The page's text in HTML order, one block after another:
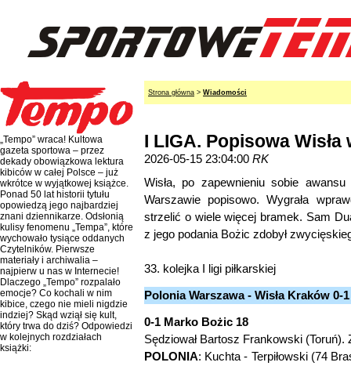
„Tempo” wraca! Kultowa
gazeta sportowa – przez
dekady obowiązkowa lektura
kibiców w całej Polsce – już
wkrótce w wyjątkowej książce.
Ponad 50 lat historii tytułu
opowiedzą jego najbardziej
znani dziennikarze. Odsłonią
kulisy fenomenu „Tempa”, które
wychowało tysiące oddanych
Czytelników. Pierwsze
materiały i archiwalia –
najpierw u nas w Internecie!
Dlaczego „Tempo” rozpalało
emocje? Co kochali w nim
kibice, czego nie mieli nigdzie
indziej? Skąd wziął się kult,
który trwa do dziś? Odpowiedzi
w kolejnych rozdziałach
książki:
Strona główna > Wiadomości
I LIGA. Popisowa
2026-05-15 23:04:00 RK
Wisła, po zapewnieniu sobie
Warszawie popisowo. Wygrała
strzelić o wiele więcej bramek. Sam
z jego podania Bożic zdobył
33. kolejka I ligi piłkarskiej
Polonia Warszawa - Wisła Kraków 0-
0-1 Marko Bożic 18
Sędziował Bartosz Frankowski
POLONIA: Kuchta - Terpiłowski (74